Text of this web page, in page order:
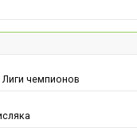
чемпионов